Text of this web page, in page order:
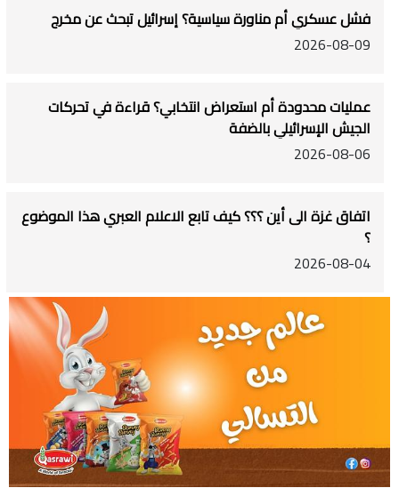
فشل عسكري أم مناورة سياسية؟ إسرائيل تبحث عن مخرج
2026-08-09
عمليات محدودة أم استعراض انتخابي؟ قراءة في تحركات
الجيش الإسرائيلي بالضفة
2026-08-06
اتفاق غزة الى أين ؟؟؟ كيف تابع الاعلام العبري هذا الموضوع
؟
2026-08-04